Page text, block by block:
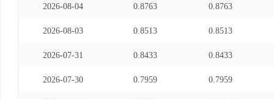
2026-08-04 0.8763 0.8763
2026-08-03 0.8513 0.8513
2026-07-31 0.8433 0.8433
2026-07-30 0.7959 0.7959